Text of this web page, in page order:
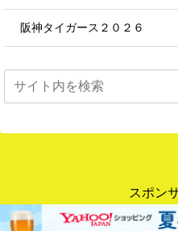
阪神タイガース２０２６
スポン